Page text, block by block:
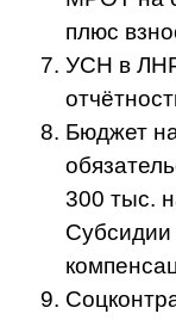
плюс
УСН в
Бюджет
300 тыс.
Субсидии